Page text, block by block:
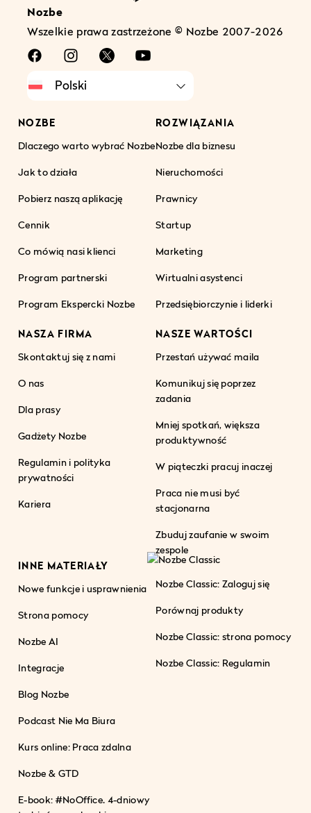
Nozbe
Wszelkie prawa zastrzeżone © Nozbe 2007-2026
NOZBE
Dlaczego warto wybrać Nozbe
Jak to działa
Pobierz naszą aplikację
Cennik
Co mówią nasi klienci
Program partnerski
Program Ekspercki Nozbe
ROZWIĄZANIA
Nozbe dla biznesu
Nieruchomości
Prawnicy
Startup
Marketing
Wirtualni asystenci
Przedsiębiorczynie i liderki
NASZA FIRMA
Skontaktuj się z nami
O nas
Dla prasy
Gadżety Nozbe
Regulamin i polityka
prywatności
Kariera
NASZE WARTOŚCI
Przestań używać maila
Komunikuj się poprzez
zadania
Mniej spotkań, większa
produktywność
W piąteczki pracuj inaczej
Praca nie musi być
stacjonarna
Zbuduj zaufanie w swoim
zespole
INNE MATERIAŁY
Nowe funkcje i usprawnienia
Strona pomocy
Nozbe AI
Integracje
Blog Nozbe
Podcast Nie Ma Biura
Kurs online: Praca zdalna
Nozbe & GTD
E-book: #NoOffice. 4-dniowy
Nozbe Classic: Zaloguj się
Porównaj produkty
Nozbe Classic: strona pomocy
Nozbe Classic: Regulamin